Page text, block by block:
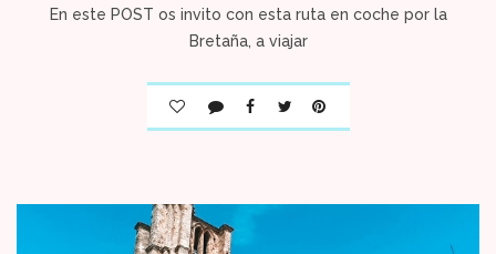
En este POST os invito con esta ruta en coche por la
Bretaña, a viajar